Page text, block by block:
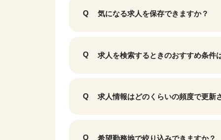
気になる求人を保存できますか？
求人を検索するときのおすすめ条件
求人情報はどのくらいの頻度で更新
希望勤務地で絞り込みできますか？